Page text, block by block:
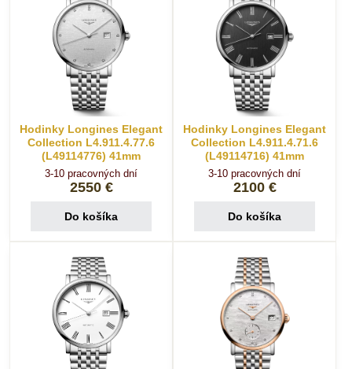
Hodinky Longines Elegant
Collection L4.911.4.77.6
(L49114776) 41mm
3-10 pracovných dní
2550 €
Do košíka
Hodinky Longines Elegant
Collection L4.911.4.71.6
(L49114716) 41mm
3-10 pracovných dní
2100 €
Do košíka